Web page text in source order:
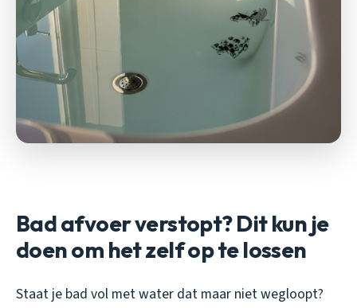
Bad afvoer verstopt? Dit kun je
doen om het zelf op te lossen
Staat je bad vol met water dat maar niet wegloopt?